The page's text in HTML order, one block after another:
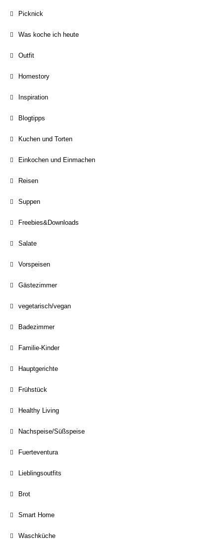
Picknick
Was koche ich heute
Outfit
Homestory
Inspiration
Blogtipps
Kuchen und Torten
Einkochen und Einmachen
Reisen
Suppen
Freebies&Downloads
Salate
Vorspeisen
Gästezimmer
vegetarisch/vegan
Badezimmer
Familie-Kinder
Hauptgerichte
Frühstück
Healthy Living
Nachspeise/Süßspeise
Fuerteventura
Lieblingsoutfits
Brot
Smart Home
Waschküche